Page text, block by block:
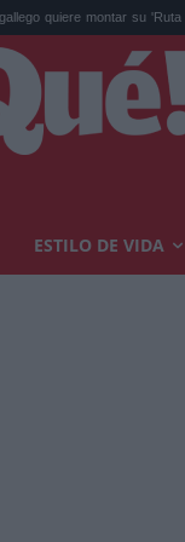
su 'Ruta del Narc...
ESTILO DE VIDA